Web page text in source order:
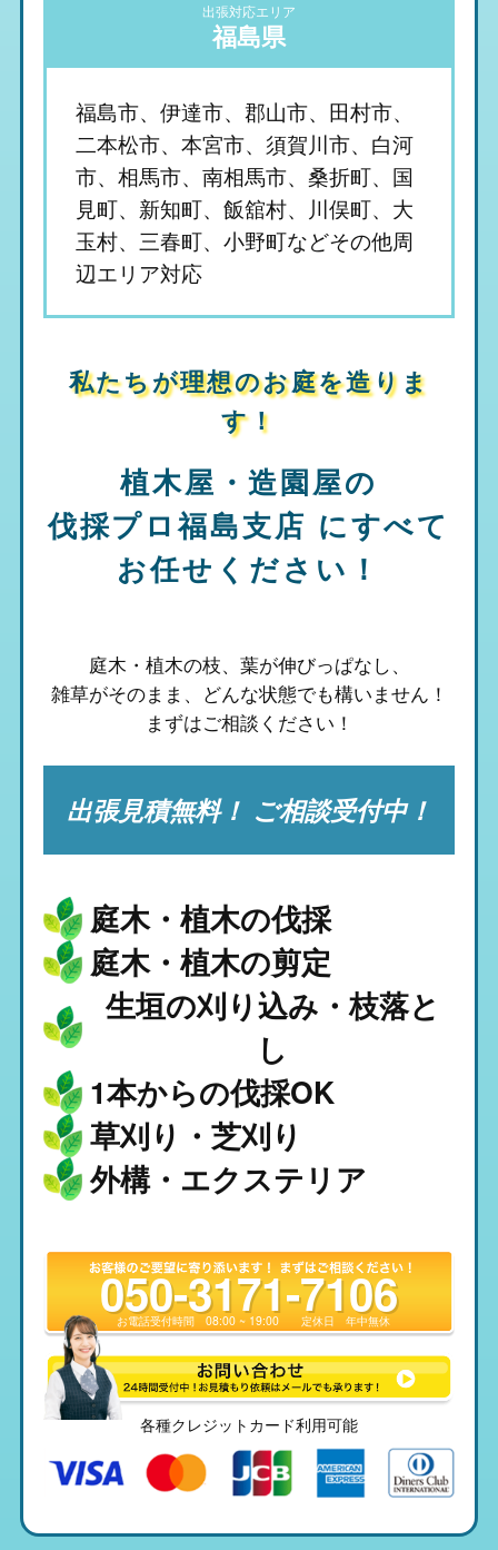
出張対応エリア
福島県
福島市、伊達市、郡山市、田村市、
二本松市、本宮市、須賀川市、白河
市、相馬市、南相馬市、桑折町、国
見町、新知町、飯舘村、川俣町、大
玉村、三春町、小野町などその他周
辺エリア対応
私たちが理想のお庭を造りま
す！
植木屋・造園屋の
伐採プロ福島支店 にすべて
お任せください！
庭木・植木の枝、葉が伸びっぱなし、
雑草がそのまま、 どんな状態でも構いません！
まずはご相談ください！
出張見積無料！ ご相談受付中！
庭木・植木の伐採
1本からの伐採OK
庭木・植木の剪定
草刈り・芝刈り
生垣の刈り込み・枝落と
し
外構・エクステリア
050-3171-7106
お電話受付時間08:00 ~ 19:00 定休日年中無休
各種クレジットカード利用可能